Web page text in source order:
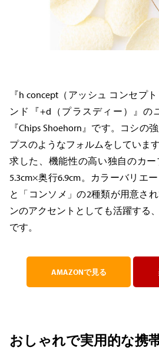
『h concept（アッシュ コンセプ
ンド『+d（プラスディー）』の
『Chips Shoehorn』です。コシの
プスのようなフォルムをしていま
求した、機能性の高い独自のカ
5.3cm×奥行6.9cm。カラーバリエ
と「コンソメ」の2種類が用意さ
ンのアクセントとしても活躍する
です。
AMAZONで見る
おしゃれで実用的な携